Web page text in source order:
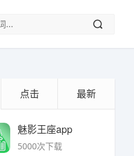
点击 最新
魅影王座app
5000次下载